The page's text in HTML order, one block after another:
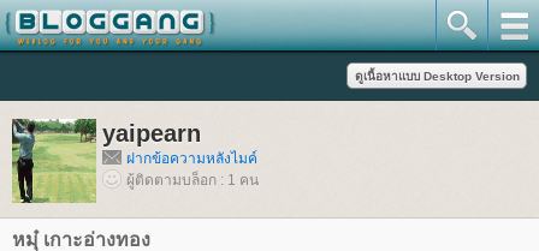
yaipearn
ฝากข้อความหลังไมค์
ผู้ติดตามบล็อก : 1 คน
หมุ๋ เกาะอ่างทอง